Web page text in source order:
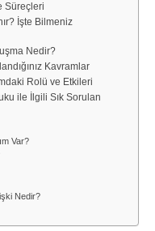
Süreçleri
İşte Bilmeniz
Nedir?
Kavramlar
Rolü ve Etkileri
ile İlgili Sık Sorulan
Var?
Nedir?